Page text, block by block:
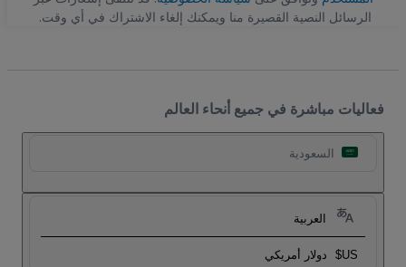
الرسائل النصية القصيرة منا ويمكنك إلغاء الاشتراك في أي وقت.
فعاليات مباشرة في جميع أنحاء العالم
السعودية
العربية
US$ دولار أمريكي